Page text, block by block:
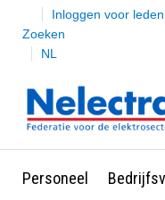
Inloggen voor leden
Zoeken
NL
HOME
Personeel